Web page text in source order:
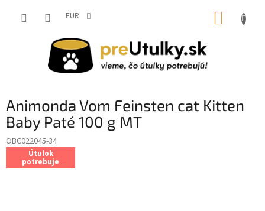
EUR
Animonda Vom Feinsten cat Kitten
Baby Paté 100 g MT
OBC022045-34
Útulok
potrebuje